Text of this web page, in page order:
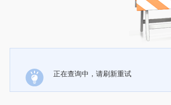
正在查询中，请刷新重试